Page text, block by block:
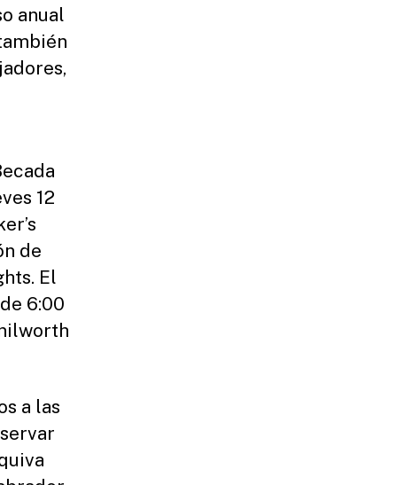
anual
12
de
El
6:00
a las